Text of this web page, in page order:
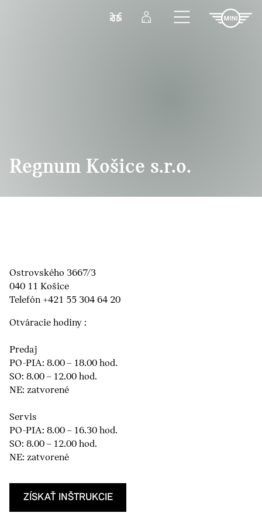
Porovnať Prihlásenie
Regnum Košice s.r.o.
Ostrovského 3667/3
040 11 Košice
Telefón +421 55 304 64 20
Otváracie hodiny :
Predaj
PO-PIA: 8.00 – 18.00 hod.
SO: 8.00 – 12.00 hod.
NE: zatvorené
Servis
PO-PIA: 8.00 – 16.30 hod.
SO: 8.00 – 12.00 hod.
NE: zatvorené
ZÍSKAŤ INŠTRUKCIE